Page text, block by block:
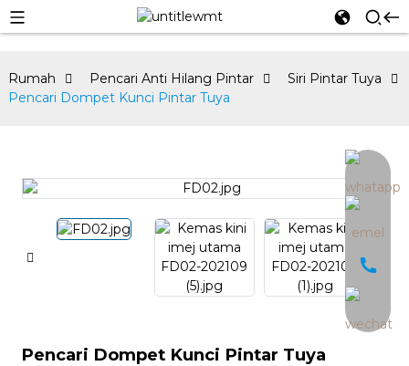
Rumah Pencari Anti Hilang Pintar
Siri Pintar Tuya
Pencari Dompet Kunci Pintar Tuya
Pencari Dompet Kunci Pintar Tuya